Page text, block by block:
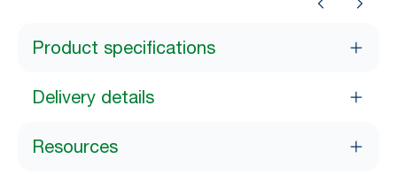
Product specifications
Delivery details
Resources